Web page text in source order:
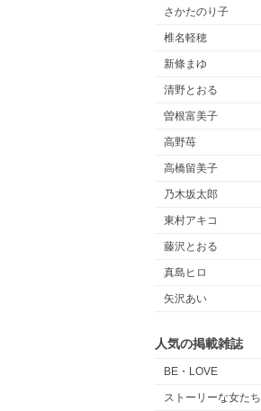
さかたのり子
椎名軽穂
新條まゆ
清野とおる
曽根富美子
高野苺
高橋留美子
乃木坂太郎
東村アキコ
藤沢とおる
真島ヒロ
矢沢あい
人気の掲載雑誌
BE・LOVE
ストーリーな女たち